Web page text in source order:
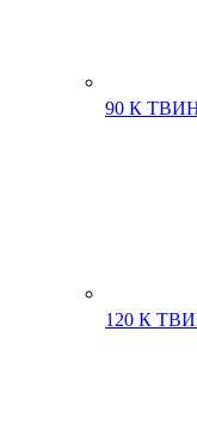
90 К
120 К